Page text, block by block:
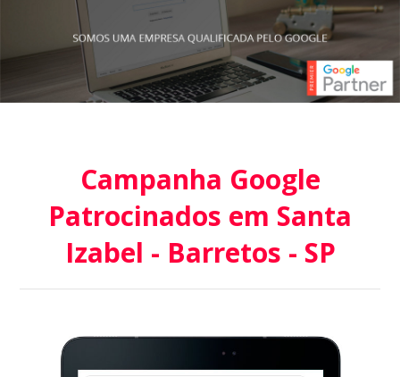
Campanha Google
Patrocinados em Santa
Izabel - Barretos - SP